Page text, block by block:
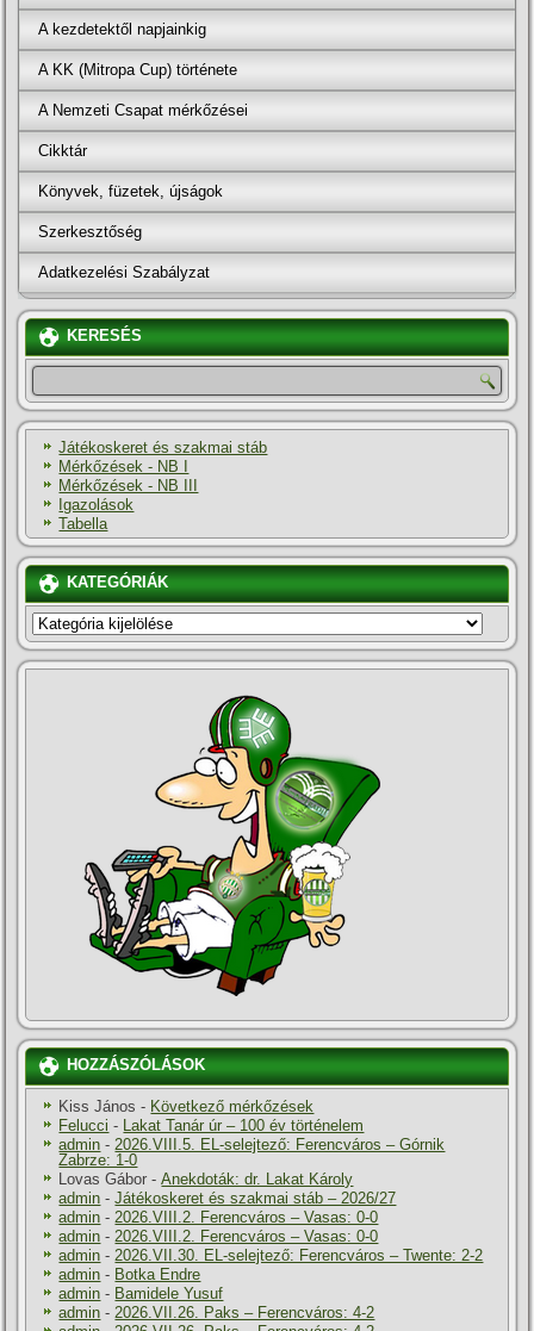
A kezdetektől napjainkig
A KK (Mitropa Cup) története
A Nemzeti Csapat mérkőzései
Cikktár
Könyvek, füzetek, újságok
Szerkesztőség
Adatkezelési Szabályzat
KERESÉS
Játékoskeret és szakmai stáb
Mérkőzések - NB I
Mérkőzések - NB III
Igazolások
Tabella
KATEGÓRIÁK
KATEGÓRIÁK
HOZZÁSZÓLÁSOK
Kiss János - Következő mérkőzések
Felucci - Lakat Tanár úr – 100 év történelem
admin -2026.VIII.5. EL-selejtező: Ferencváros – Górnik
Zabrze: 1-0
Lovas Gábor -Anekdoták: dr. Lakat Károly
admin -Játékoskeret és szakmai stáb – 2026/27
admin -2026.VIII.2. Ferencváros – Vasas: 0-0
admin -2026.VIII.2. Ferencváros – Vasas: 0-0
admin -2026.VII.30. EL-selejtező: Ferencváros – Twente: 2-2
admin - Botka Endre
admin - Bamidele Yusuf
admin -2026.VII.26. Paks – Ferencváros: 4-2